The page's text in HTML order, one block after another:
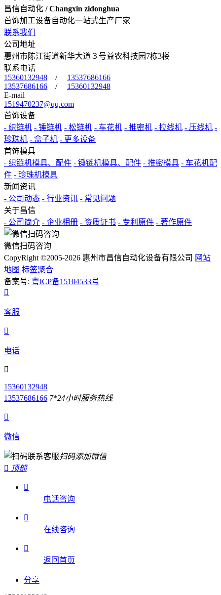
昌信自动化 / Changxin zidonghua
首饰加工设备自动化一站式生产厂家
联系我们
公司地址
惠州市陈江街道新华大道３号益农科技园7栋3楼
联系电话
15360132948 / 13537686166
13537686166 / 15360132948
E-mail
1519470237@qq.com
首饰设备
- 织链机 - 锤链机 - 松链机 - 车花机 - 推密机 - 拉线机 - 压线机 -
珍珠机 - 盒子机 - 更多设备
首饰模具
- 织链机模具、配件 - 锤链机模具、配件 - 推密模具 - 车花机配
件 - 珍珠机模具
新闻资讯
- 公司动态 - 行业资讯 - 常见问题
关于昌信
- 公司简介 - 企业相册 - 资质证书 - 专利原件 - 著作原件
微信扫码咨询
CopyRight ©2005-2026 惠州市昌信自动化设备有限公司 网站
地图 标签聚合
备案号: 粤ICP备15104533号

客服

电话

15360132948
13537686166 7*24小时服务热线

微信
扫码添加微信
 顶部

电话咨询

在线咨询

返回首页
分享